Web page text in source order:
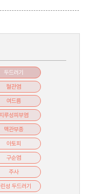
두드러기
혈관염
여드름
지루성피부염
맥관부종
아토피
구순염
주사
성 두드러기